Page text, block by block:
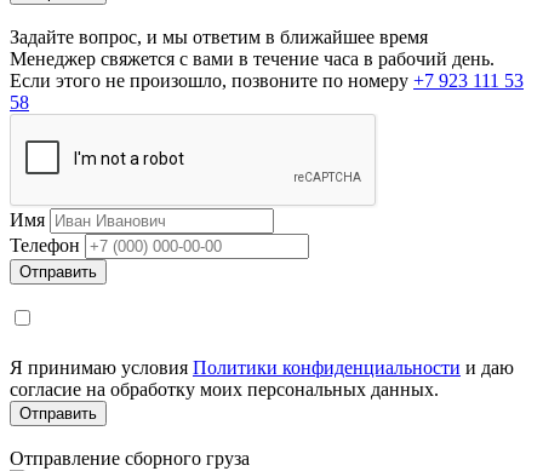
Задайте вопрос, и мы ответим в ближайшее время
Менеджер свяжется с вами в течение часа в рабочий день.
Если этого не произошло, позвоните по номеру +7 923 111 53
58
Имя
Телефон
Я принимаю условия Политики конфиденциальности и даю
согласие на обработку моих персональных данных.
Отправление сборного груза